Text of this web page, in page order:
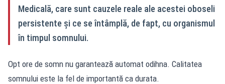
Medicală, care sunt cauzele reale ale acestei oboseli
persistente și ce se întâmplă, de fapt, cu organismul
în timpul somnului.
Opt ore de somn nu garantează automat odihna. Calitatea
somnului este la fel de importantă ca durata.